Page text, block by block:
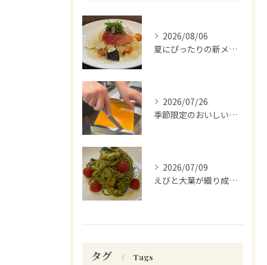
2026/08/06
夏にぴったりの新メニューをお試しください。
2026/07/26
季節限定のおいしい驚き！
2026/07/09
えびと大葉が織り成す至福のひととき。
タグ Tags